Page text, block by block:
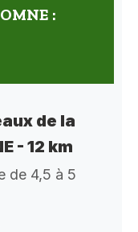
:
de la
- 12 km
de 4,5 à 5